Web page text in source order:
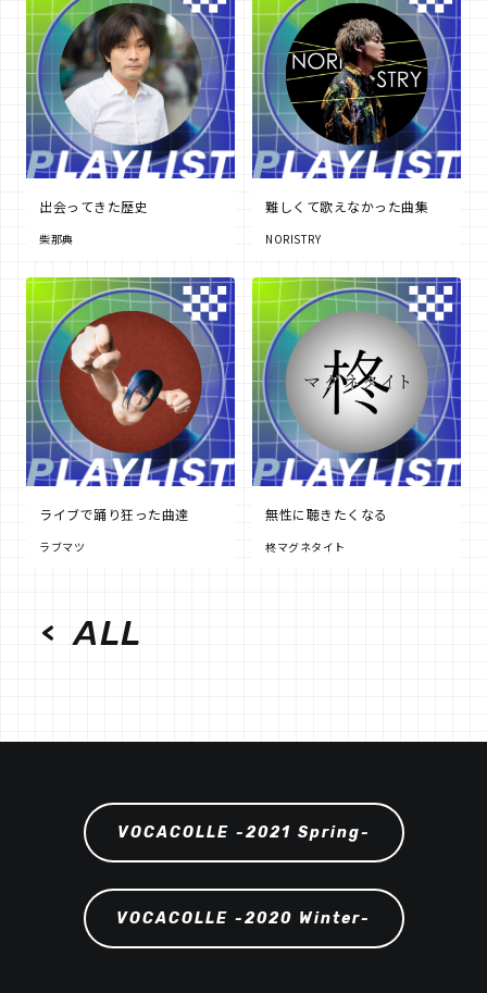
出会ってきた歴史
柴那典
難しくて歌えなかった曲集
NORISTRY
ライブで踊り狂った曲達
ラブマツ
無性に聴きたくなる
柊マグネタイト
ALL
VOCACOLLE -2021 Spring-
VOCACOLLE -2020 Winter-